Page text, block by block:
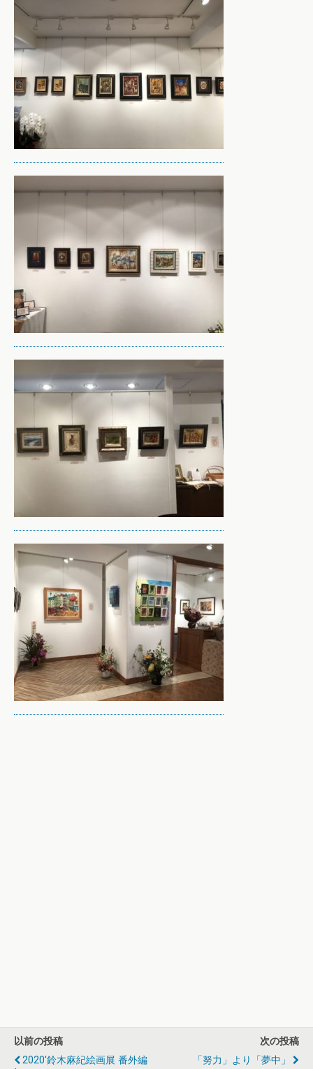
以前の投稿
2020'鈴木麻紀絵画展 番外編
次の投稿
「努力」より「夢中」